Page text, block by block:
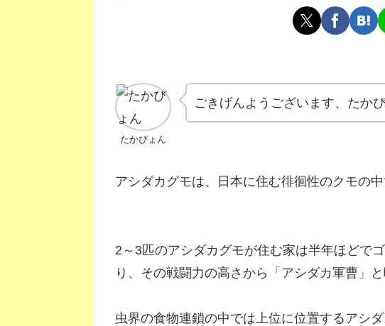
たかぴょん
ごきげんようございます、たか
アシダカグモは、日本に住む徘徊性のクモの中
2～3匹のアシダカグモが住む家は半年ほどで
り、その戦闘力の高さから「アシダカ軍曹」
虫界の食物連鎖の中では上位に位置するアシ